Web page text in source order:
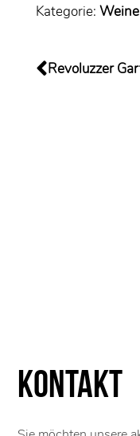
Kategorie: Weine
Kontakt